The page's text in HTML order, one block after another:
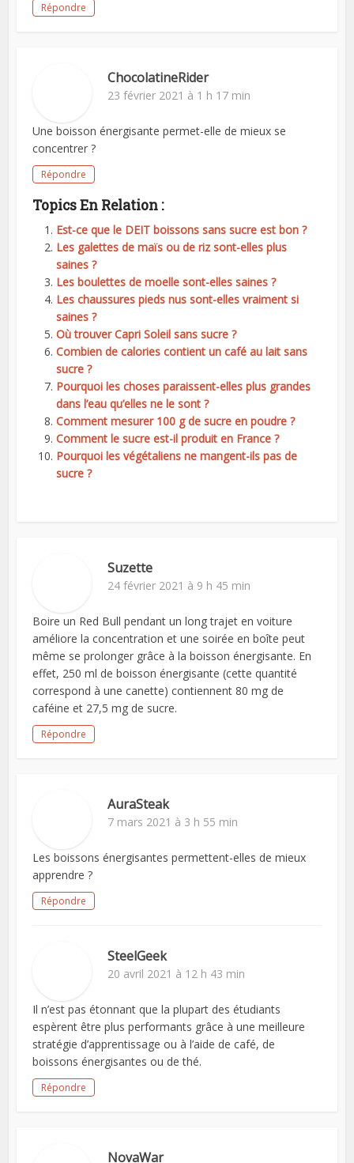
Répondre
ChocolatineRider
23 février 2021 à 1 h 17 min
Une boisson énergisante permet-elle de mieux se
concentrer ?
Répondre
Topics En Relation :
Est-ce que le DEIT boissons sans sucre est bon ?
Les galettes de maïs ou de riz sont-elles plus
saines ?
Les boulettes de moelle sont-elles saines ?
Les chaussures pieds nus sont-elles vraiment si
saines ?
Où trouver Capri Soleil sans sucre ?
Combien de calories contient un café au lait sans
sucre ?
Pourquoi les choses paraissent-elles plus grandes
dans l’eau qu’elles ne le sont ?
Comment mesurer 100 g de sucre en poudre ?
Comment le sucre est-il produit en France ?
Pourquoi les végétaliens ne mangent-ils pas de
sucre ?
Suzette
24 février 2021 à 9 h 45 min
Boire un Red Bull pendant un long trajet en voiture
améliore la concentration et une soirée en boîte peut
même se prolonger grâce à la boisson énergisante. En
effet, 250 ml de boisson énergisante (cette quantité
correspond à une canette) contiennent 80 mg de
caféine et 27,5 mg de sucre.
Répondre
AuraSteak
7 mars 2021 à 3 h 55 min
Les boissons énergisantes permettent-elles de mieux
apprendre ?
Répondre
SteelGeek
20 avril 2021 à 12 h 43 min
Il n’est pas étonnant que la plupart des étudiants
espèrent être plus performants grâce à une meilleure
stratégie d’apprentissage ou à l’aide de café, de
boissons énergisantes ou de thé.
Répondre
NovaWar